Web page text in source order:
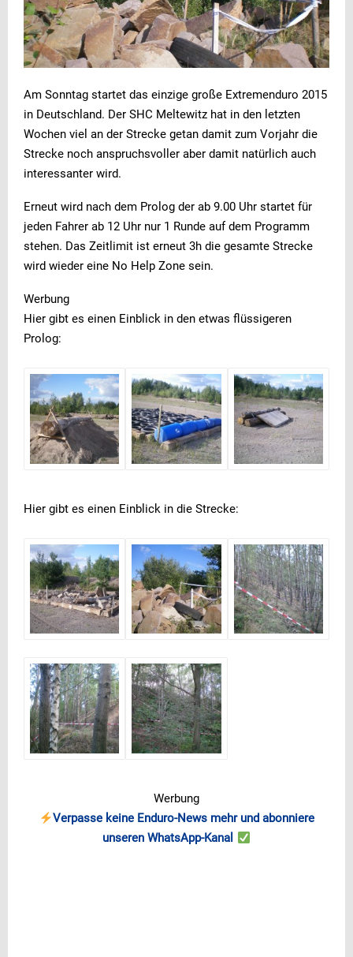
Am Sonntag startet das einzige große Extremenduro 2015
in Deutschland. Der SHC Meltewitz hat in den letzten
Wochen viel an der Strecke getan damit zum Vorjahr die
Strecke noch anspruchsvoller aber damit natürlich auch
interessanter wird.
Erneut wird nach dem Prolog der ab 9.00 Uhr startet für
jeden Fahrer ab 12 Uhr nur 1 Runde auf dem Programm
stehen. Das Zeitlimit ist erneut 3h die gesamte Strecke
wird wieder eine No Help Zone sein.
Werbung
Hier gibt es einen Einblick in den etwas flüssigeren
Prolog:
Hier gibt es einen Einblick in die Strecke:
Werbung
Verpasse keine Enduro-News mehr und abonniere
unseren WhatsApp-Kanal